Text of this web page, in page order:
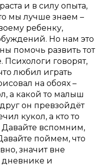
и в силу опыта,
мы лучше знаем –
ребенку,
Но нам это
помочь развить тот
Психологи говорят,
любил играть
на обоях –
а какой то малыш
он превзойдёт
кукол, а кто то
Давайте вспомним,
поймем, что
значит вне
дневнике и